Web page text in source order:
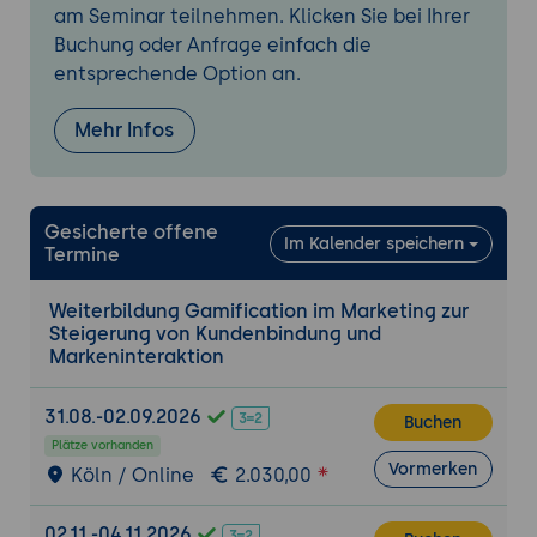
Anziehungskraft auf Kunden haben und
ihre Teilnahme an der Gamification-
Kampagne steigern können.
Ideenfindung für attraktive und relevante
Belohnungen, die die Markenbindung
Anpassung an das Markenimage:
Sicherstellung, dass die gewählten
Spielmechaniken und Belohnungen zum
Markenimage passen und die
Markenbotschaft verstärken.
Design der Gamification-Kampagne
Zielgruppenanalyse: Vertiefte Analyse der
Zielgruppe, um zu verstehen, welche
Arten von Gamification-Elementen und
Spielen für sie am ansprechendsten sein
am Seminar teilnehmen. Klicken Sie bei Ihrer
Buchung oder Anfrage einfach die
entsprechende Option an.
Mehr Infos
Gesicherte offene
Termine
Im Kalender speichern
Weiterbildung Gamification im Marketing zur
Steigerung von Kundenbindung und
Markeninteraktion
31.08.-02.09.2026
Plätze vorhanden
Köln / Online 2.030,00
Buchen
Vormerken